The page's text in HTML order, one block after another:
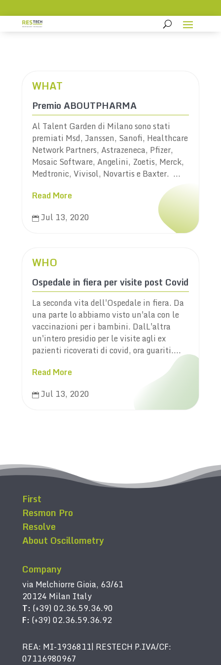
WHAT
Premio ABOUTPHARMA
Al Talent Garden di Milano sono stati
premiati Msd, Janssen, Sanofi, Healthcare
Network Partners, Astrazeneca, Pfizer,
Mosaic Software, Angelini, Zoetis, Merck,
Medtronic, Vivisol, Novartis e Baxter. ...
Read More
 Jul 13, 2020
WHO
Ospedale in fiera per visite post Covid
La seconda vita dell'Ospedale in fiera. Da
una parte lo abbiamo visto un'ala con le
vaccinazioni per i bambini. DalL'altra
un'intero presidio per le visite agli ex
pazienti ricoverati di covid, ora guariti....
Read More
 Jul 13, 2020
First
Resmon Pro
Resolve
About Oscillometry
Company
via Melchiorre Gioia, 63/61
20124 Milan Italy
T: (+39) 02.36.59.36.90
F: (+39) 02.36.59.36.92
REA: MI-1936811| RESTECH P.IVA/CF:
07116980967